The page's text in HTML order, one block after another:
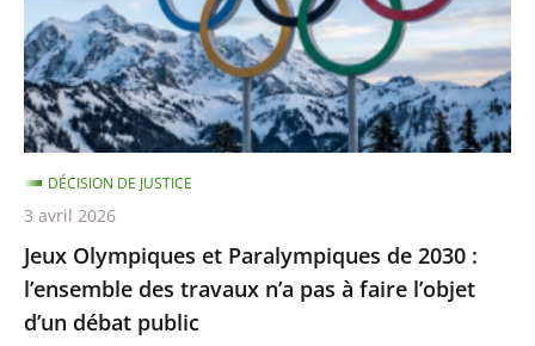
œ...
2030
:
l’ensemble
des
travaux
n’a
pas
à
faire
l’objet
Jeux Olympiques et Paralympiques de 2030 :
l’ensemble des travaux n’a pas à faire l’objet
d’un débat public
DÉCISION DE JUSTICE
3 avril 2026